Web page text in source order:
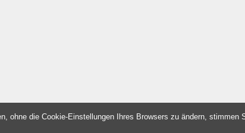
ohne die Cookie-Einstellungen Ihres Browsers zu ändern, stimmen